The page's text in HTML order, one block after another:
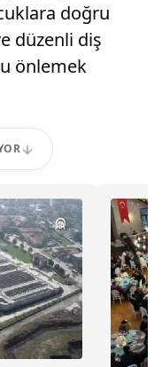
doğru
düzenli diş
önlemek